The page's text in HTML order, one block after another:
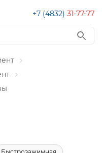
+7 (4832) 31-77-77